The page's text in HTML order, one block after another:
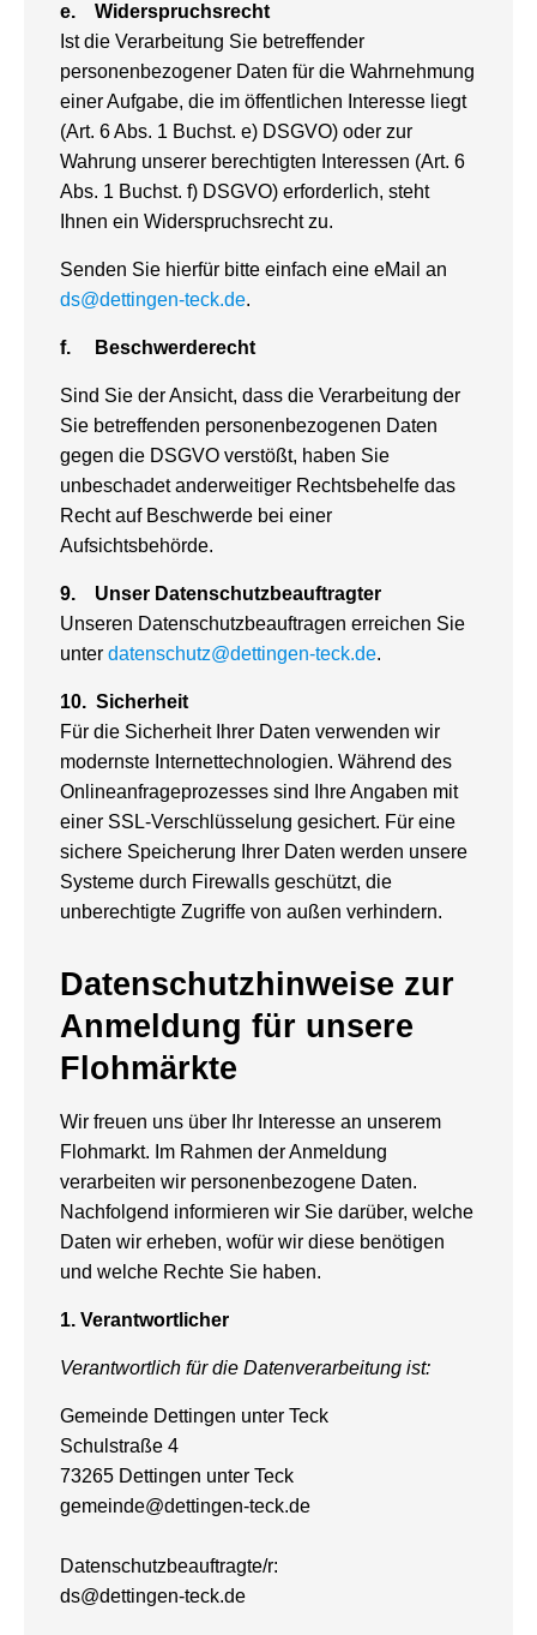
e. Widerspruchsrecht
Ist die Verarbeitung Sie betreffender
personenbezogener Daten für die Wahrnehmung
einer Aufgabe, die im öffentlichen Interesse liegt
(Art. 6 Abs. 1 Buchst. e) DSGVO) oder zur
Wahrung unserer berechtigten Interessen (Art. 6
Abs. 1 Buchst. f) DSGVO) erforderlich, steht
Ihnen ein Widerspruchsrecht zu.
Senden Sie hierfür bitte einfach eine eMail an
ds@dettingen-teck.de.
f. Beschwerderecht
Sind Sie der Ansicht, dass die Verarbeitung der
Sie betreffenden personenbezogenen Daten
gegen die DSGVO verstößt, haben Sie
unbeschadet anderweitiger Rechtsbehelfe das
Recht auf Beschwerde bei einer
Aufsichtsbehörde.
9. Unser Datenschutzbeauftragter
Unseren Datenschutzbeauftragen erreichen Sie
unter datenschutz@dettingen-teck.de.
10. Sicherheit
Für die Sicherheit Ihrer Daten verwenden wir
modernste Internettechnologien. Während des
Onlineanfrageprozesses sind Ihre Angaben mit
einer SSL-Verschlüsselung gesichert. Für eine
sichere Speicherung Ihrer Daten werden unsere
Systeme durch Firewalls geschützt, die
unberechtigte Zugriffe von außen verhindern.
Datenschutzhinweise zur
Anmeldung für unsere
Flohmärkte
Wir freuen uns über Ihr Interesse an unserem
Flohmarkt. Im Rahmen der Anmeldung
verarbeiten wir personenbezogene Daten.
Nachfolgend informieren wir Sie darüber, welche
Daten wir erheben, wofür wir diese benötigen
und welche Rechte Sie haben.
1. Verantwortlicher
Verantwortlich für die Datenverarbeitung ist:
Gemeinde Dettingen unter Teck
Schulstraße 4
73265 Dettingen unter Teck
gemeinde@dettingen-teck.de
Datenschutzbeauftragte/r:
ds@dettingen-teck.de